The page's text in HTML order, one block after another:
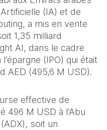
(IA) et de
a mis en vente
1,35 milliard
AI, dans le cadre
(IPO) qui était
AED (495,6 M USD).
effective de
496 M USD à l’Abu
soit un